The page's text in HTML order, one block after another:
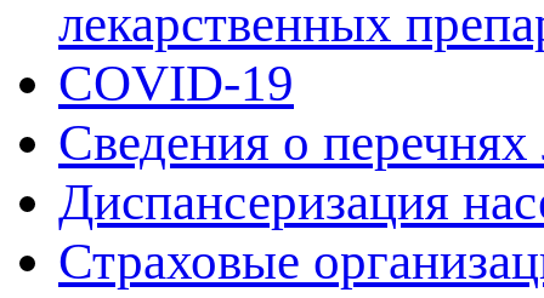
лекарственных
COVID-19
Сведения о перечнях
Диспансеризация
Страховые